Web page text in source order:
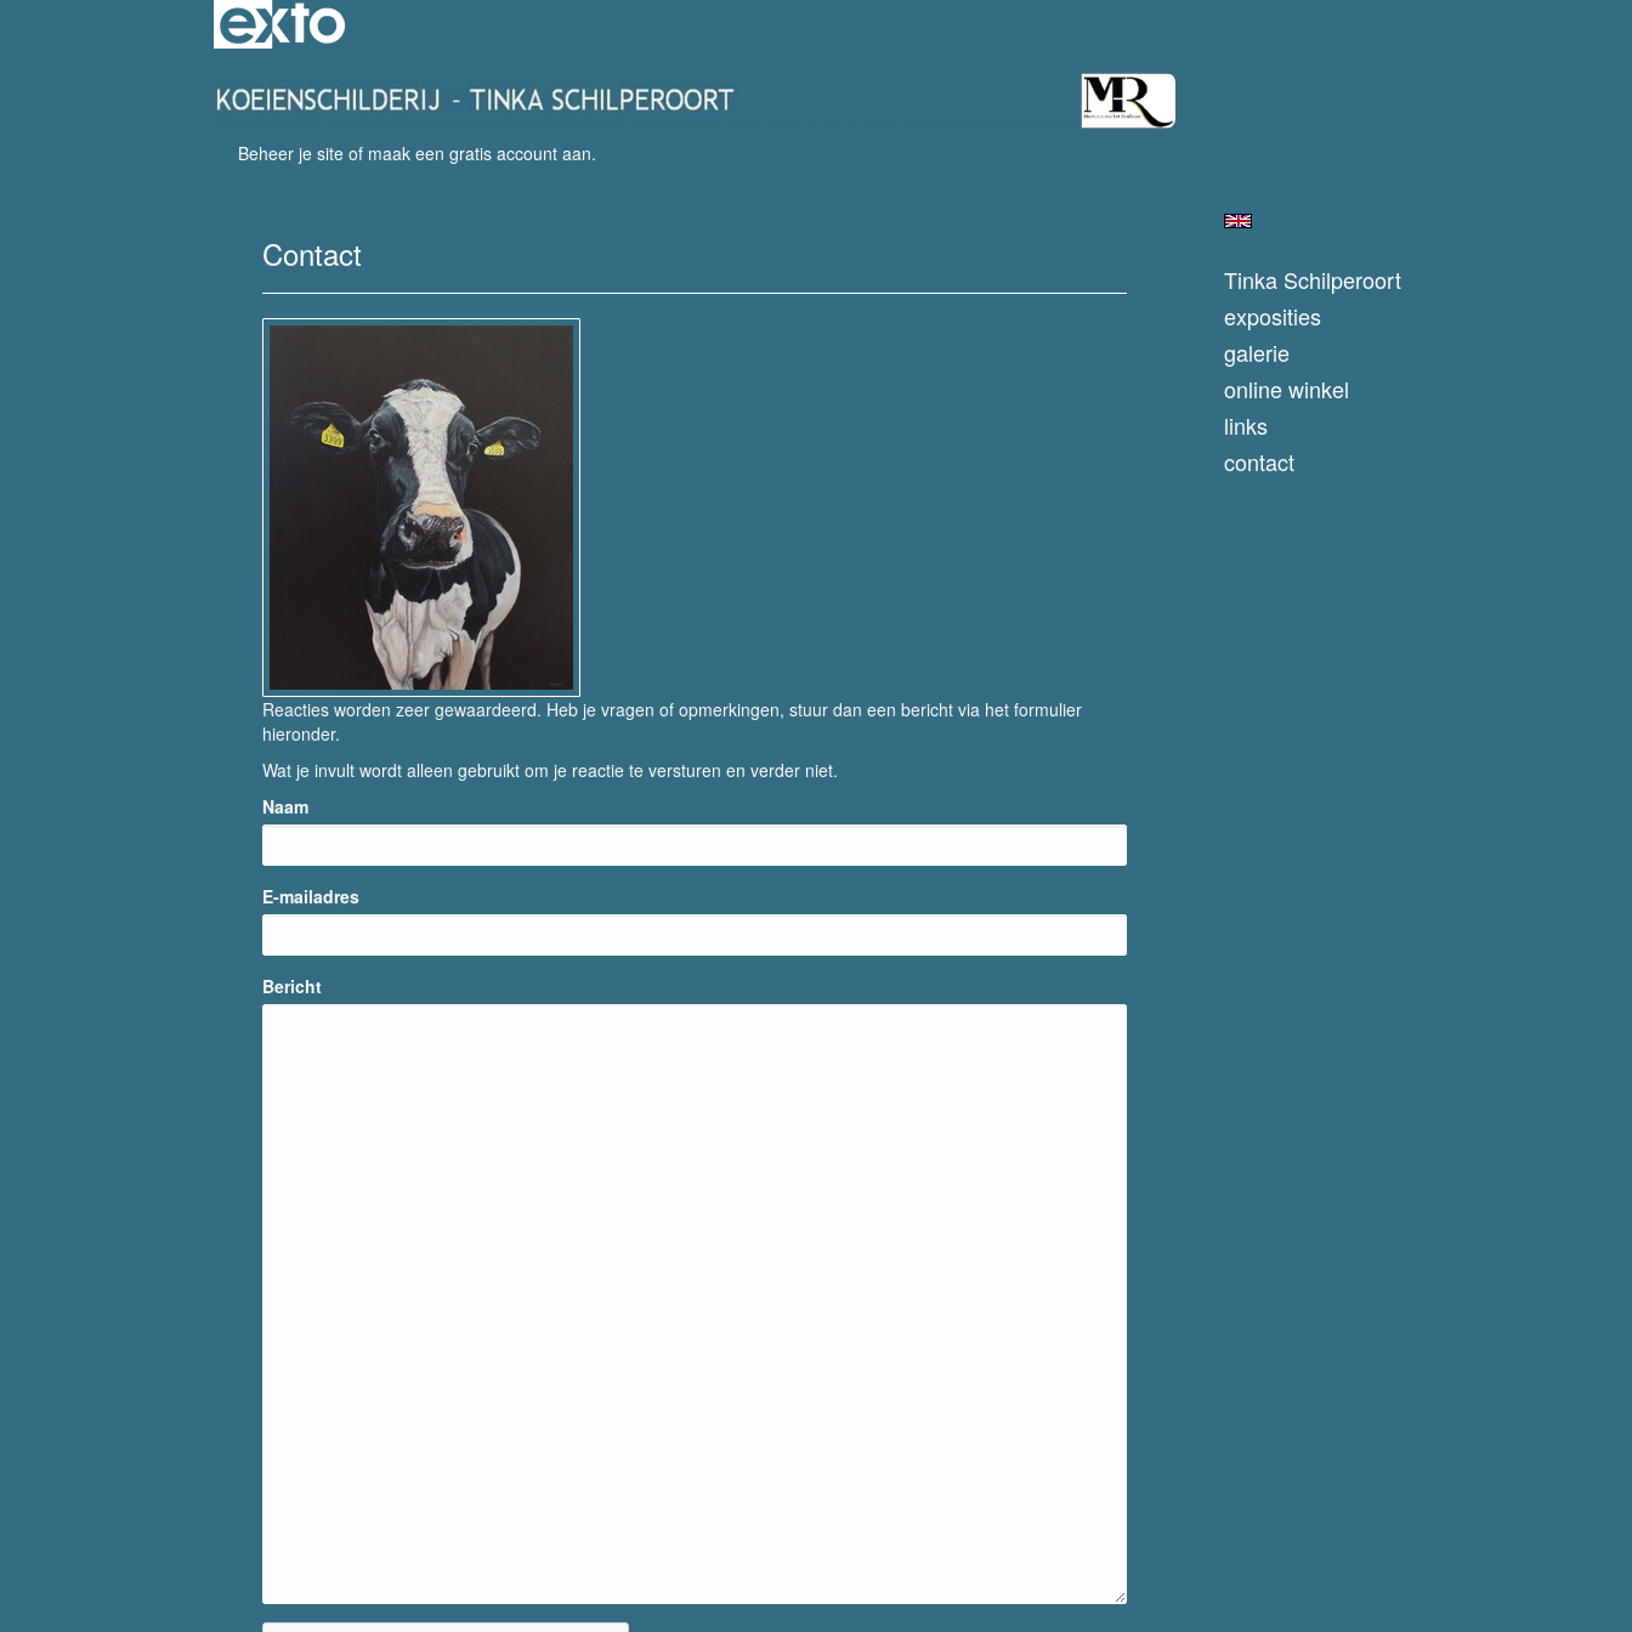
Beheer je site of maak een gratis account aan.
Contact
Reacties worden zeer gewaardeerd. Heb je vragen of opmerkingen, stuur dan een bericht via het formulier
hieronder.
Wat je invult wordt alleen gebruikt om je reactie te versturen en verder niet.
Naam
E-mailadres
Bericht
Tinka Schilperoort
exposities
galerie
online winkel
links
contact